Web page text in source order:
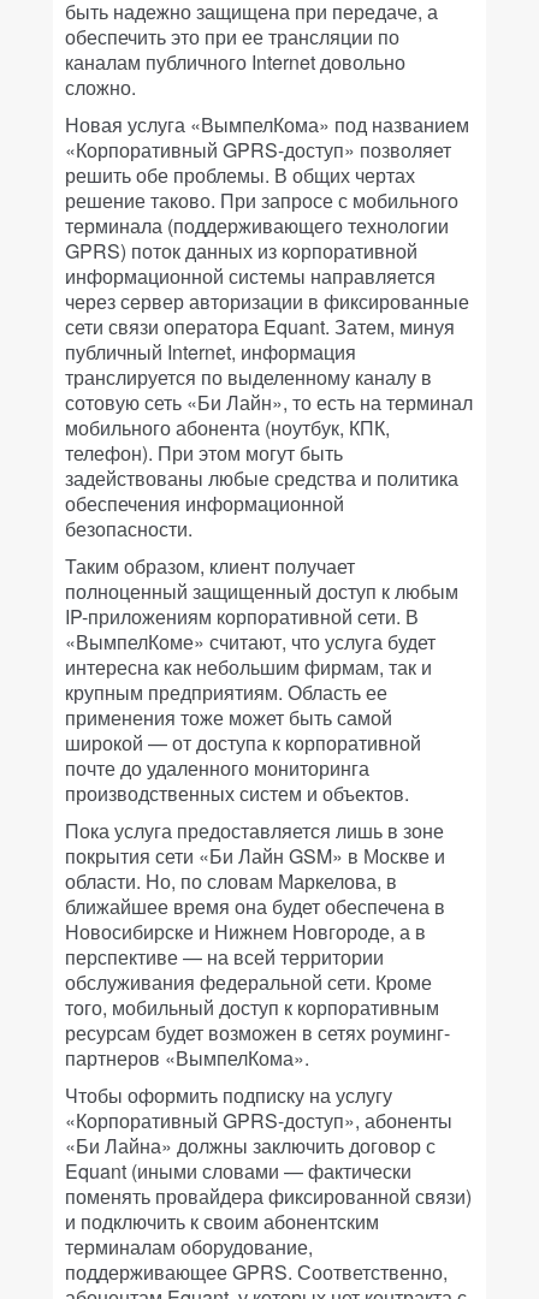
быть надежно защищена при передаче, а
обеспечить это при ее трансляции по
каналам публичного Internet довольно
сложно.
Новая услуга «ВымпелКома» под названием
«Корпоративный GPRS-доступ» позволяет
решить обе проблемы. В общих чертах
решение таково. При запросе с мобильного
терминала (поддерживающего технологии
GPRS) поток данных из корпоративной
информационной системы направляется
через сервер авторизации в фиксированные
сети связи оператора Equant. Затем, минуя
публичный Internet, информация
транслируется по выделенному каналу в
сотовую сеть «Би Лайн», то есть на терминал
мобильного абонента (ноутбук, КПК,
телефон). При этом могут быть
задействованы любые средства и политика
обеспечения информационной
безопасности.
Таким образом, клиент получает
полноценный защищенный доступ к любым
IP-приложениям корпоративной сети. В
«ВымпелКоме» считают, что услуга будет
интересна как небольшим фирмам, так и
крупным предприятиям. Область ее
применения тоже может быть самой
широкой — от доступа к корпоративной
почте до удаленного мониторинга
производственных систем и объектов.
Пока услуга предоставляется лишь в зоне
покрытия сети «Би Лайн GSM» в Москве и
области. Но, по словам Маркелова, в
ближайшее время она будет обеспечена в
Новосибирске и Нижнем Новгороде, а в
перспективе — на всей территории
обслуживания федеральной сети. Кроме
того, мобильный доступ к корпоративным
ресурсам будет возможен в сетях роуминг-
партнеров «ВымпелКома».
Чтобы оформить подписку на услугу
«Корпоративный GPRS-доступ», абоненты
«Би Лайна» должны заключить договор с
Equant (иными словами — фактически
поменять провайдера фиксированной связи)
и подключить к своим абонентским
терминалам оборудование,
поддерживающее GPRS. Соответственно,